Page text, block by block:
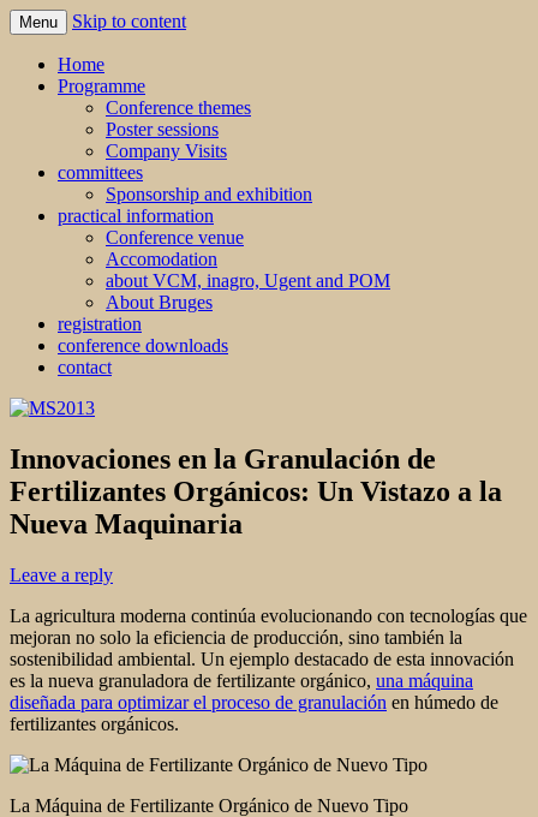
MS2013
Menu Skip to content
Home
Programme
Conference themes
Poster sessions
Company Visits
committees
Sponsorship and exhibition
practical information
Conference venue
Accomodation
about VCM, inagro, Ugent and POM
About Bruges
registration
conference downloads
contact
Innovaciones en la Granulación de
Fertilizantes Orgánicos: Un Vistazo a la
Nueva Maquinaria
Leave a reply
La agricultura moderna continúa evolucionando con tecnologías que
mejoran no solo la eficiencia de producción, sino también la
sostenibilidad ambiental. Un ejemplo destacado de esta innovación
es la nueva granuladora de fertilizante orgánico, una máquina
diseñada para optimizar el proceso de granulación en húmedo de
fertilizantes orgánicos.
La Máquina de Fertilizante Orgánico de Nuevo Tipo